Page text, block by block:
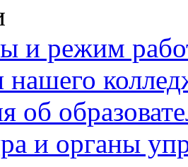
и режим
нашего
об
и органы